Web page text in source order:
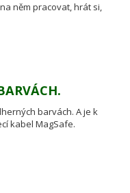
něm pracovat, hrát si,
barvách. A je k
kabel MagSafe.